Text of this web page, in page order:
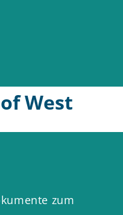
Neckarsulm
West
West"
zum